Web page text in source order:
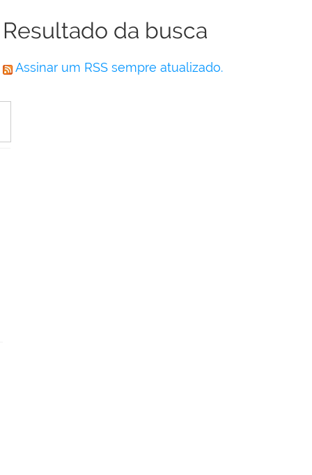
Resultado da busca
Assinar um RSS sempre atualizado.